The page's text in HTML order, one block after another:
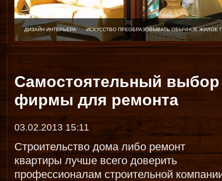
ДИЗАЙН ИНТЕРЬЕРА ИСКУССТВО ПРЕОБРАЗОВЫВАТЬ ОБЫЧНОЕ
Самостоятельный выбор
фирмы для ремонта
03.02.2013 15:11
Строительство дома либо ремонт
квартиры лучше всего доверить
профессионалам строительной